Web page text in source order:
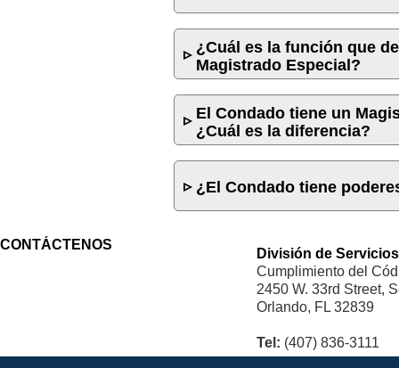
¿Cuál es la función que
Magistrado Especial?
El Condado tiene un
¿Cuál es la diferencia?
¿El Condado tiene
CONTÁCTENOS
División de
Cumplimiento del
2450 W. 33rd Street,
Orlando, FL 32839
Tel: (407) 836-3111